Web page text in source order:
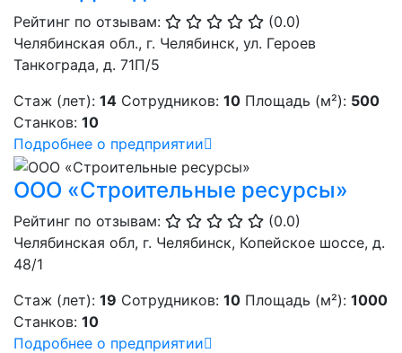
Рейтинг по отзывам:
(0.0)
Челябинская обл., г. Челябинск, ул. Героев
Танкограда, д. 71П/5
Стаж (лет): 14 Сотрудников: 10 Площадь (м²): 500
Станков: 10
Подробнее о предприятии
ООО «Строительные ресурсы»
Рейтинг по отзывам:
(0.0)
Челябинская обл, г. Челябинск, Копейское шоссе, д.
48/1
Стаж (лет): 19 Сотрудников: 10 Площадь (м²): 1000
Станков: 10
Подробнее о предприятии